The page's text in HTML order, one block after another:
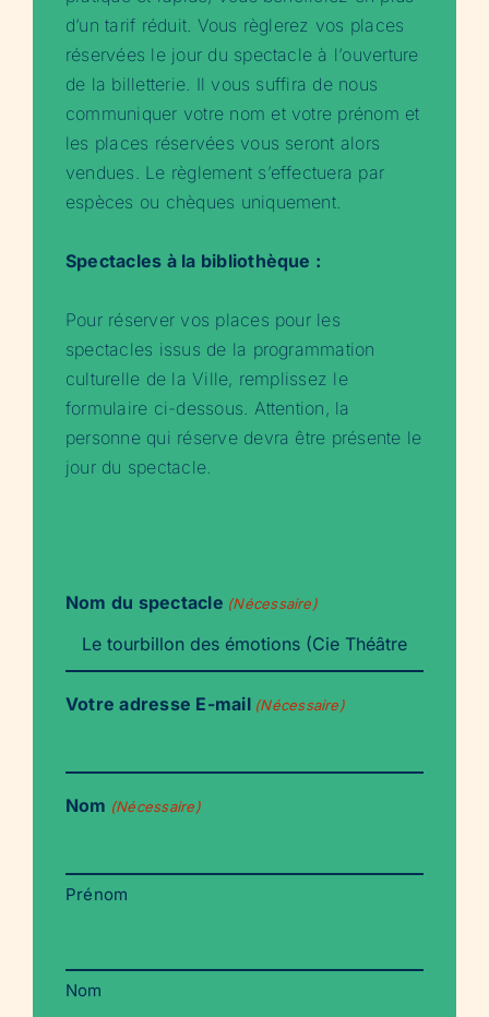
d’un tarif réduit. Vous règlerez vos places
réservées le jour du spectacle à l’ouverture
de la billetterie. Il vous suffira de nous
communiquer votre nom et votre prénom et
les places réservées vous seront alors
vendues. Le règlement s’effectuera par
espèces ou chèques uniquement.
Spectacles à la bibliothèque :
Pour réserver vos places pour les
spectacles issus de la programmation
culturelle de la Ville, remplissez le
formulaire ci-dessous. Attention, la
personne qui réserve devra être présente le
jour du spectacle.
Nom du spectacle (Nécessaire)
Votre adresse E-mail (Nécessaire)
Nom (Nécessaire)
Prénom
Nom